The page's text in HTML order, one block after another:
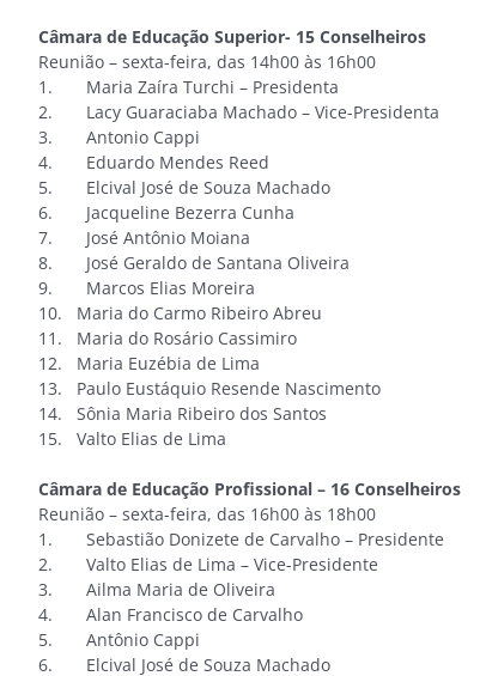
Câmara de Educação Superior- 15 Conselheiros
Reunião – sexta-feira, das 14h00 às 16h00
1. Maria Zaíra Turchi – Presidenta
2. Lacy Guaraciaba Machado – Vice-Presidenta
3. Antonio Cappi
4. Eduardo Mendes Reed
5. Elcival José de Souza Machado
6. Jacqueline Bezerra Cunha
7. José Antônio Moiana
8. José Geraldo de Santana Oliveira
9. Marcos Elias Moreira
10. Maria do Carmo Ribeiro Abreu
11. Maria do Rosário Cassimiro
12. Maria Euzébia de Lima
13. Paulo Eustáquio Resende Nascimento
14. Sônia Maria Ribeiro dos Santos
15. Valto Elias de Lima
Câmara de Educação Profissional – 16 Conselheiros
Reunião – sexta-feira, das 16h00 às 18h00
1. Sebastião Donizete de Carvalho – Presidente
2. Valto Elias de Lima – Vice-Presidente
3. Ailma Maria de Oliveira
4. Alan Francisco de Carvalho
5. Antônio Cappi
6. Elcival José de Souza Machado